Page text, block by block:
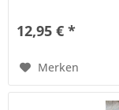
12,95 € *
Merken